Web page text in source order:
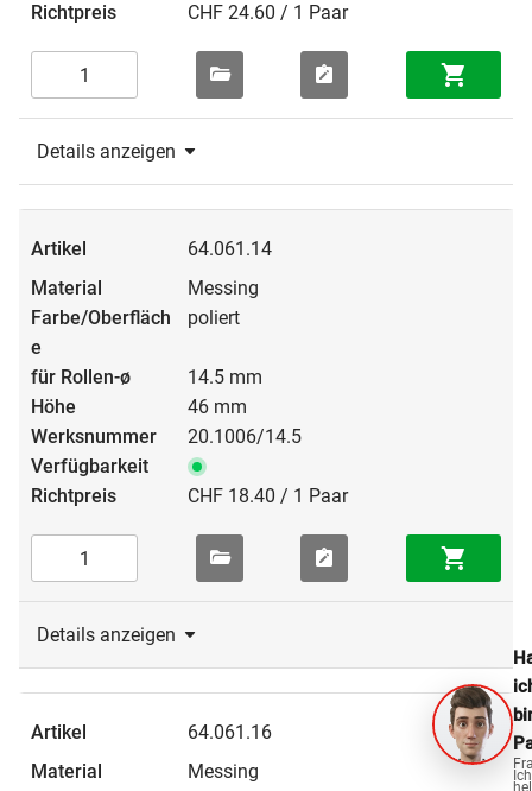
CHF 24.60 / 1 Paar
Details anzeigen
64.061.14
Messing
poliert
14.5 mm
46 mm
20.1006/14.5
CHF 18.40 / 1 Paar
Details anzeigen
64.061.16
Messing
Ich